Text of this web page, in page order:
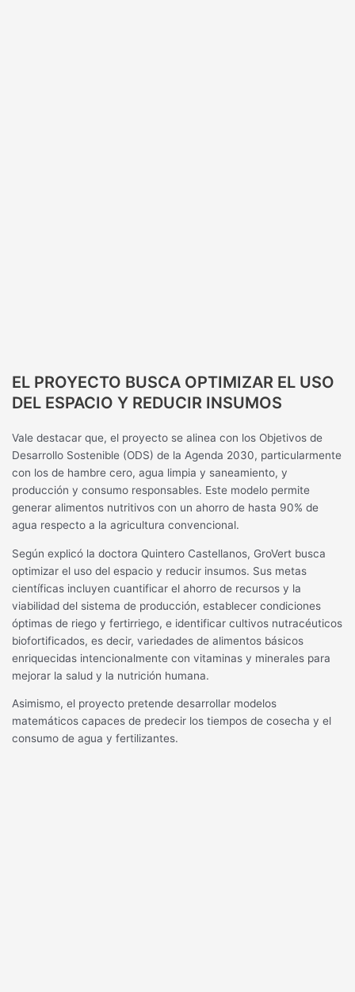
EL PROYECTO BUSCA OPTIMIZAR EL USO
DEL ESPACIO Y REDUCIR INSUMOS
Vale destacar que, el proyecto se alinea con los Objetivos de
Desarrollo Sostenible (ODS) de la Agenda 2030, particularmente
con los de hambre cero, agua limpia y saneamiento, y
producción y consumo responsables. Este modelo permite
generar alimentos nutritivos con un ahorro de hasta 90% de
agua respecto a la agricultura convencional.
Según explicó la doctora Quintero Castellanos, GroVert busca
optimizar el uso del espacio y reducir insumos. Sus metas
científicas incluyen cuantificar el ahorro de recursos y la
viabilidad del sistema de producción, establecer condiciones
óptimas de riego y fertirriego, e identificar cultivos nutracéuticos
biofortificados, es decir, variedades de alimentos básicos
enriquecidas intencionalmente con vitaminas y minerales para
mejorar la salud y la nutrición humana.
Asimismo, el proyecto pretende desarrollar modelos
matemáticos capaces de predecir los tiempos de cosecha y el
consumo de agua y fertilizantes.